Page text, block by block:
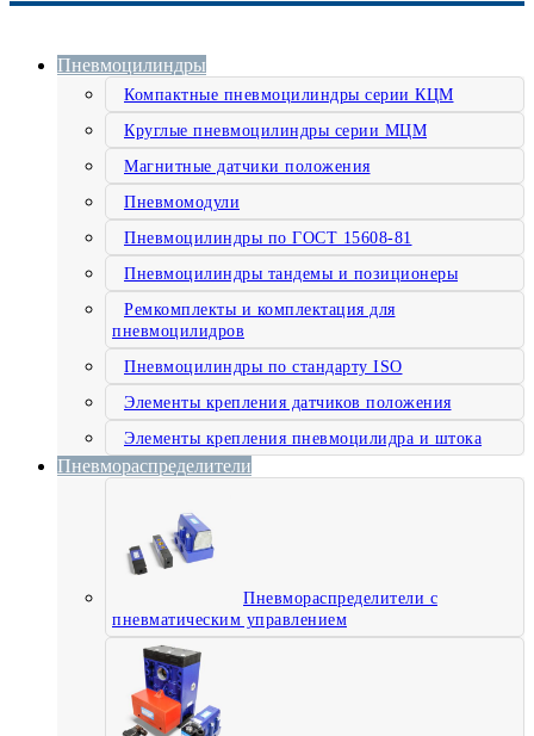
Пневмоцилиндры
Компактные пневмоцилиндры серии КЦМ
Круглые пневмоцилиндры серии МЦМ
Магнитные датчики положения
Пневмомодули
Пневмоцилиндры по ГОСТ 15608-81
Пневмоцилиндры тандемы и позиционеры
Ремкомплекты и комплектация для
пневмоцилидров
Пневмоцилиндры по стандарту ISO
Элементы крепления датчиков положения
Элементы крепления пневмоцилидра и штока
Пневмораспределители
Пневмораспределители с
пневматическим управлением